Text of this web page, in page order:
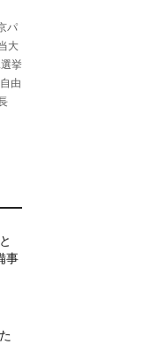
パ
大
挙
由
事